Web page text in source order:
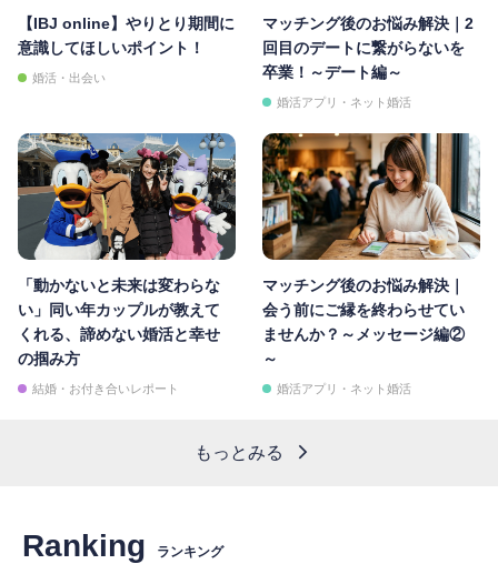
【IBJ online】やりとり期間に
意識してほしいポイント！
婚活・出会い
マッチング後のお悩み解決｜2
回目のデートに繋がらないを
卒業！～デート編～
婚活アプリ・ネット婚活
「動かないと未来は変わらな
い」同い年カップルが教えて
くれる、諦めない婚活と幸せ
の掴み方
結婚・お付き合いレポート
マッチング後のお悩み解決｜
会う前にご縁を終わらせてい
ませんか？～メッセージ編②
～
婚活アプリ・ネット婚活
もっとみる
Ranking ランキング